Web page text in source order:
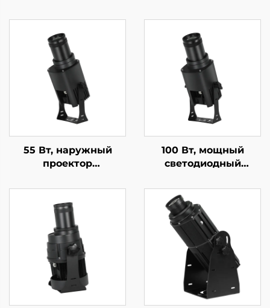
55 Вт, наружный
проектор
логотипа — IP67,
водонепроницаемый,
вращающийся Gobo с
пультом ДУ для
рекламы и брендинга
100 Вт, мощный
светодиодный
IP67,
водонепроницаемый,
вращающийся Gobo с
пультом ДУ для
наружного
корпоративного
брендинга